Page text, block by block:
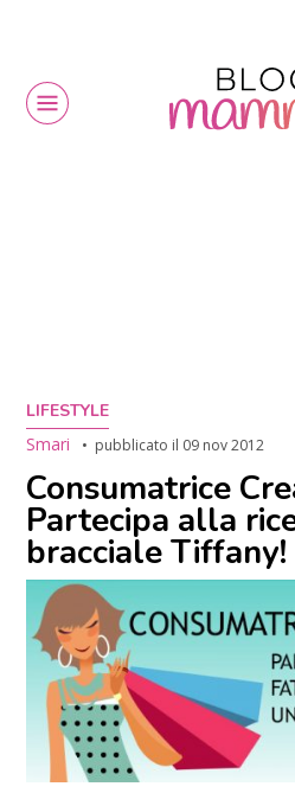
LIFESTYLE
Smari
pubblicato il 09 nov 2012
Consumatrice
Partecipa alla
bracciale Tiffany!